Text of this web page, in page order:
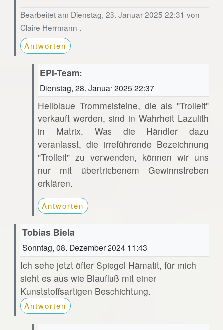
Bearbeitet am Dienstag, 28. Januar 2025 22:31 von
Claire Herrmann .
Antworten
EPI-Team:
Dienstag, 28. Januar 2025 22:37
Hellblaue Trommelsteine, die als "Trolleit"
verkauft werden, sind in Wahrheit Lazulith
in Matrix. Was die Händler dazu
veranlasst, die irreführende Bezeichnung
"Trolleit" zu verwenden, können wir uns
nur mit übertriebenem Gewinnstreben
erklären.
Antworten
Tobias Biela
Sonntag, 08. Dezember 2024 11:43
Ich sehe jetzt öfter Spiegel Hämatit, für mich
sieht es aus wie Blaufluß mit einer
Kunststoffsartigen Beschichtung.
Antworten